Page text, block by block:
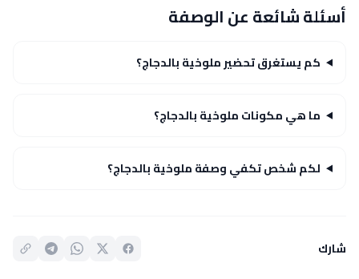
أسئلة شائعة عن الوصفة
كم يستغرق تحضير ملوخية بالدجاج؟
ما هي مكونات ملوخية بالدجاج؟
لكم شخص تكفي وصفة ملوخية بالدجاج؟
شارك